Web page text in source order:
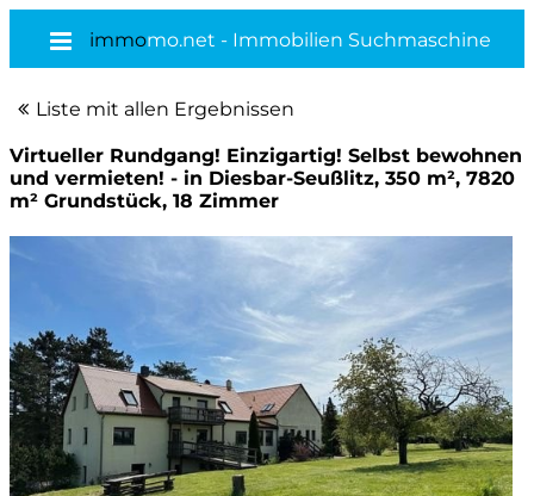
immomo.net - Immobilien Suchmaschine
Liste mit allen Ergebnissen
Virtueller Rundgang! Einzigartig! Selbst bewohnen
und vermieten! - in Diesbar-Seußlitz, 350 m², 7820
m² Grundstück, 18 Zimmer